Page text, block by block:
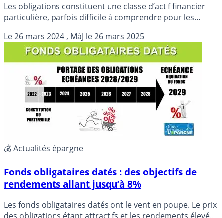
Les obligations constituent une classe d’actif financier
particulière, parfois difficile à comprendre pour les
être un expert ?
Le26 mars 2024 , MàJ le26 mars 2025
💰 Actualités épargne
Fonds obligataires datés : des objectifs de
rendements allant jusqu’à 8%
Les fonds obligataires datés ont le vent en poupe. Le prix
des obligations étant attractifs et les rendements élevés,